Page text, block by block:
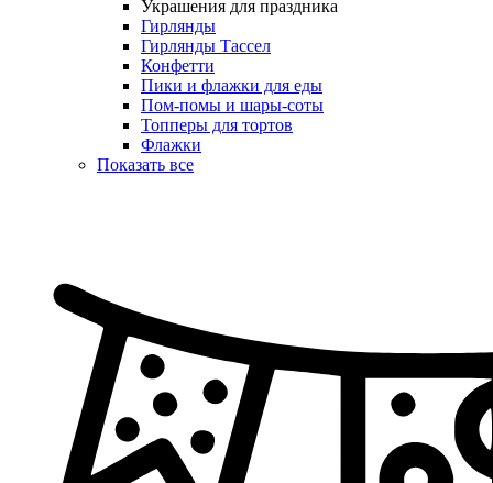
Украшения для праздника
Гирлянды
Гирлянды Тассел
Конфетти
Пики и флажки для еды
Пом-помы и шары-соты
Топперы для тортов
Флажки
Показать все